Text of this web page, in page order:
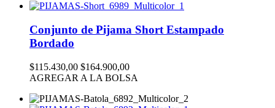
Conjunto de Pijama Short Estampado
Bordado
$115.430,00 $164.900,00
AGREGAR A LA BOLSA